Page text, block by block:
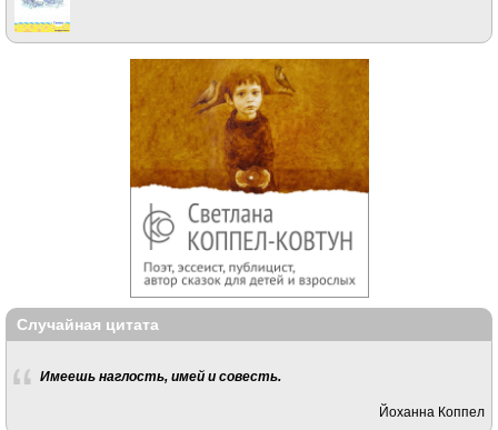
Случайная цитата
Имеешь наглость, имей и совесть.
Йоханна Коппел